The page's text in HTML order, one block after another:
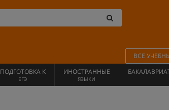
ВСЕ
ПОДГОТОВКА К
ЕГЭ
ИНОСТРАННЫЕ
ЯЗЫКИ